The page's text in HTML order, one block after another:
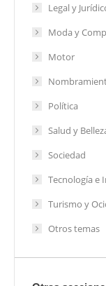
Legal y
Moda y
Motor
Política
Salud y
Sociedad
Tecnología e
Turismo y
Otros temas